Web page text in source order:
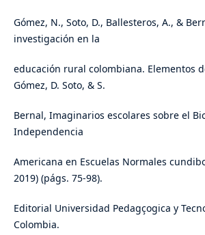
Gómez, N., Soto, D., Ballesteros, A., &
investigación en la
educación rural colombiana. Elementos
Gómez, D. Soto, & S.
Bernal, Imaginarios escolares sobre el
Independencia
Americana en Escuelas Normales
2019) (págs. 75-98).
Editorial Universidad Pedagçogica y
Colombia.